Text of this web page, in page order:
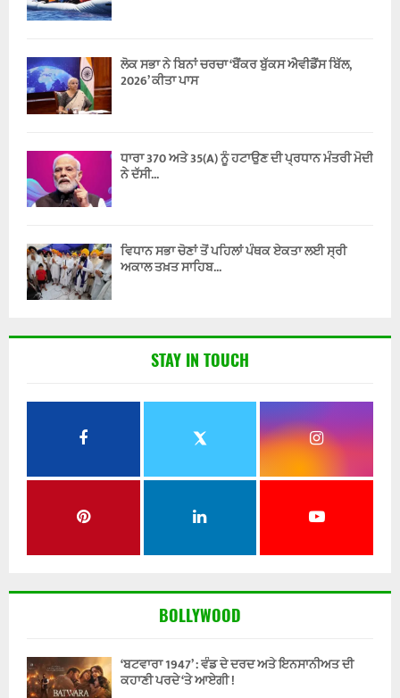
ਲੋਕ ਸਭਾ ਨੇ ਬਿਨਾਂ ਚਰਚਾ ‘ਬੈਂਕਰ ਬੁੱਕਸ ਐਵੀਡੈਂਸ ਬਿੱਲ,
2026’ ਕੀਤਾ ਪਾਸ
ਧਾਰਾ 370 ਅਤੇ 35(A) ਨੂੰ ਹਟਾਉਣ ਦੀ ਪ੍ਰਧਾਨ ਮੰਤਰੀ ਮੋਦੀ
ਨੇ ਦੱਸੀ...
ਵਿਧਾਨ ਸਭਾ ਚੋਣਾਂ ਤੋਂ ਪਹਿਲਾਂ ਪੰਥਕ ਏਕਤਾ ਲਈ ਸ੍ਰੀ
ਅਕਾਲ ਤਖ਼ਤ ਸਾਹਿਬ...
STAY IN TOUCH
BOLLYWOOD
‘ਬਟਵਾਰਾ 1947’ : ਵੰਡ ਦੇ ਦਰਦ ਅਤੇ ਇਨਸਾਨੀਅਤ ਦੀ
ਕਹਾਣੀ ਪਰਦੇ ‘ਤੇ ਆਏਗੀ !